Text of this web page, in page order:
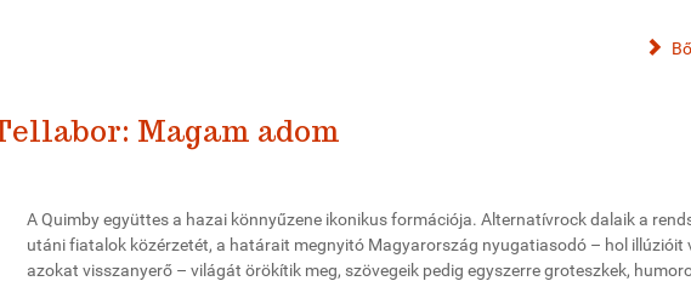
Magam adom
A Quimby együttes a hazai könnyűzene ikonikus formációja. Alternatívrock dalaik a
utáni fiatalok közérzetét, a határait megnyitó Magyarország nyugatiasodó – hol illúzióit
azokat visszanyerő – világát örökítik meg, szövegeik pedig egyszerre groteszkek,